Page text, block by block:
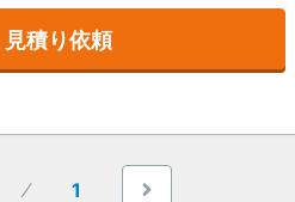
見積り依頼
1